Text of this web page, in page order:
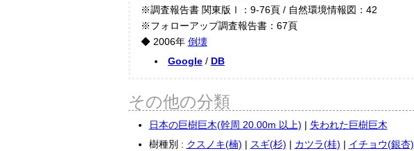
※調査報告書 関東版Ⅰ：9-76頁 / 自然環境情報図：42
※フォローアップ調査報告書：67頁
◆ 2006年 倒壊
Google/ DB
その他の分類
日本の巨樹巨木(幹周 20.00m 以上) | 失われた巨樹巨木
樹種別 : クスノキ(楠) | スギ(杉) | カツラ(桂) | イチョウ(銀杏)